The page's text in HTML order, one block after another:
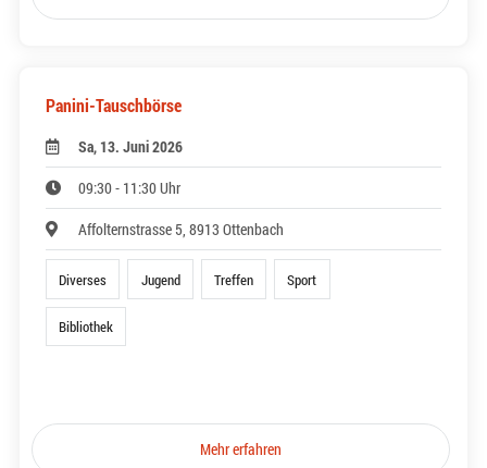
Panini-Tauschbörse
Sa, 13. Juni 2026
09:30 - 11:30 Uhr
Affolternstrasse 5, 8913 Ottenbach
Diverses Jugend Treffen Sport
Bibliothek
Mehr erfahren